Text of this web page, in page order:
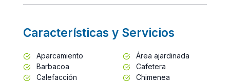
Características y Servicios
Aparcamiento
Área ajardinada
Barbacoa
Cafetera
Calefacción
Chimenea